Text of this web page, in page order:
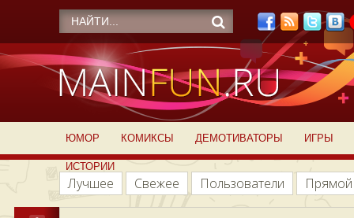
ЮМОР КОМИКСЫ ДЕМОТИВАТОРЫ ИГРЫ
ИСТОРИИ
Лучшее Свежее Пользователи